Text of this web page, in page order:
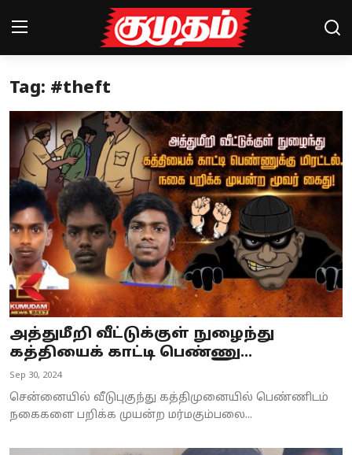
Home
Magazines
Games
Cinema
Videos
Health
Sports
Special Story
Business
Crime
Tamilnadu
Tag: #theft
அத்துமீறி வீட்டுக்குள் நுழைந்து
கத்தியைக் காட்டி பெண்ணு...
Sep 30, 2024
சென்னையில் வீடுபுகுந்து கத்திமுனையில் பெண்ணிடம்
நகைகளை பறிக்க முயன்ற மர்மகும்பலை...